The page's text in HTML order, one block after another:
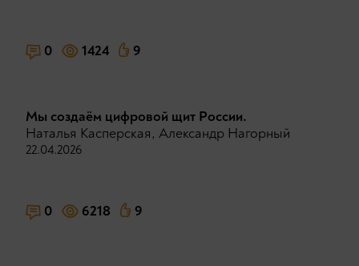
0 1424 9
Мы создаём цифровой щит Рoccии.
Наталья Касперская, Александр Нагорный
22.04.2026
0 6218 9